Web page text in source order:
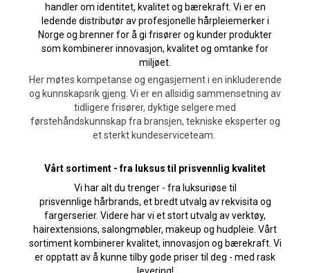
handler om identitet, kvalitet og bærekraft. Vi er en
ledende distributør av profesjonelle hårpleiemerker i
Norge og brenner for å gi frisører og kunder produkter
som kombinerer innovasjon, kvalitet og omtanke for
miljøet.
Her møtes kompetanse og engasjement i en inkluderende
og kunnskapsrik gjeng. Vi er en allsidig sammensetning av
tidligere frisører, dyktige selgere med
førstehåndskunnskap fra bransjen, tekniske eksperter og
et sterkt kundeserviceteam.
Vårt sortiment - fra luksus til prisvennlig kvalitet
Vi har alt du trenger - fra luksuriøse til
prisvennlige hårbrands, et bredt utvalg av rekvisita og
fargerserier. Videre har vi et stort utvalg av verktøy,
hairextensions, salongmøbler, makeup og hudpleie. Vårt
sortiment kombinerer kvalitet, innovasjon og bærekraft. Vi
er opptatt av å kunne tilby gode priser til deg - med rask